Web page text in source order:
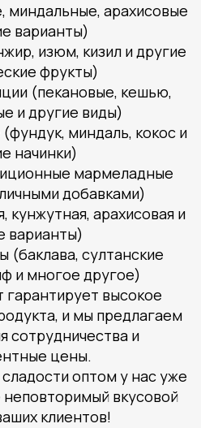
миндальные, арахисовые
варианты)
изюм, кизил и другие
фрукты)
(пекановые, кешью,
и другие виды)
миндаль, кокос и
начинки)
мармеладные
добавками)
кунжутная, арахисовая и
варианты)
(баклава, султанские
и многое другое)
высокое
и мы предлагаем
сотрудничества и
цены.
оптом у нас уже
неповторимый вкусовой
клиентов!